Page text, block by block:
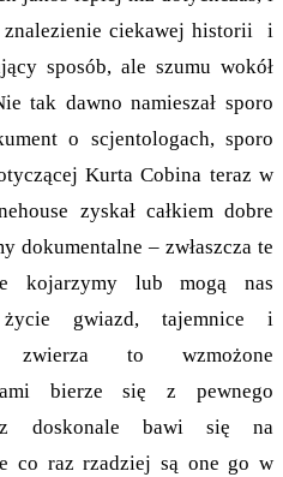
znalezienie ciekawej historii i
sposób, ale szumu wokół
tak dawno namieszał sporo
o scjentologach, sporo
Kurta Cobina teraz w
zyskał całkiem dobre
dokumentalne – zwłaszcza te
kojarzymy lub mogą nas
gwiazd, tajemnice i
zwierza to wzmożone
bierze się z pewnego
doskonale bawi się na
co raz rzadziej są one go w